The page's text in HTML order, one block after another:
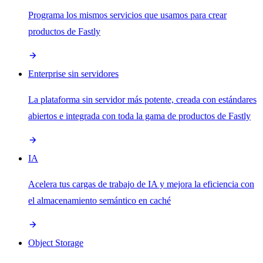
Programa los mismos servicios que usamos para crear
productos de Fastly
Enterprise sin servidores
La plataforma sin servidor más potente, creada con estándares
abiertos e integrada con toda la gama de productos de Fastly
IA
Acelera tus cargas de trabajo de IA y mejora la eficiencia con
el almacenamiento semántico en caché
Object Storage